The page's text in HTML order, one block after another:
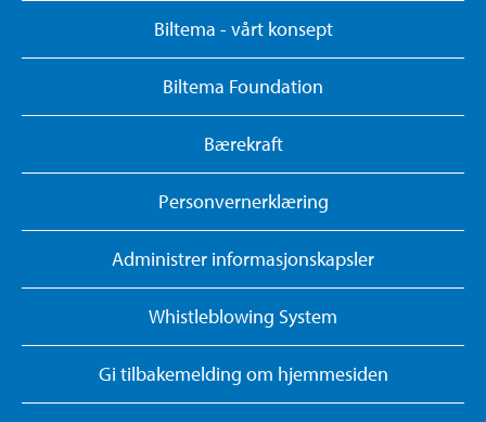
Biltema - vårt konsept
Biltema Foundation
Bærekraft
Personvernerklæring
Administrer informasjonskapsler
Whistleblowing System
Gi tilbakemelding om hjemmesiden